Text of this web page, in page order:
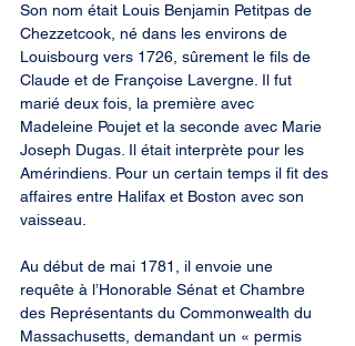
Son nom était Louis Benjamin Petitpas de
Chezzetcook, né dans les environs de
Louisbourg vers 1726, sûrement le fils de
Claude et de Françoise Lavergne. Il fut
marié deux fois, la première avec
Madeleine Poujet et la seconde avec Marie
Joseph Dugas. Il était interprète pour les
Amérindiens. Pour un certain temps il fit des
affaires entre Halifax et Boston avec son
vaisseau.
Au début de mai 1781, il envoie une
requête à l’Honorable Sénat et Chambre
des Représentants du Commonwealth du
Massachusetts, demandant un « permis